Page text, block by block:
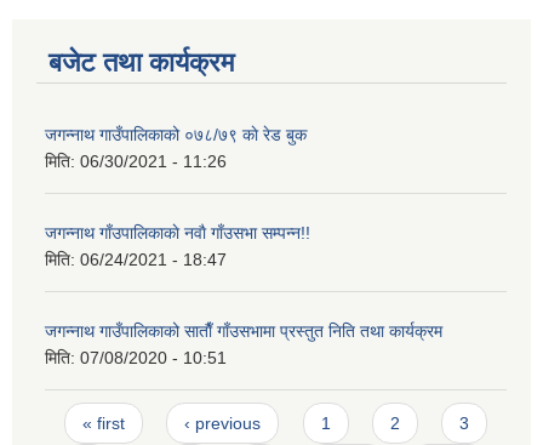
बजेट तथा कार्यक्रम
जगन्नाथ गाउँपालिकाको ०७८/७९ काे रेड बुक
मिति: 06/30/2021 - 11:26
जगन्नाथ गाँउपालिकाकाे नवाै गाँउसभा सम्पन्न!!
मिति: 06/24/2021 - 18:47
जगन्नाथ गाउँपालिकाको साताैँ गाँउसभामा प्रस्तुत निति तथा कार्यक्रम
मिति: 07/08/2020 - 10:51
Pages
« first ‹ previous 1 2 3